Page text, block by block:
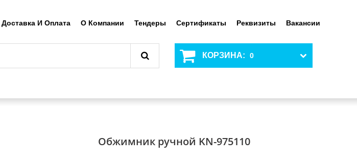
Вакансии
Реквизиты
Сертификаты
Тендеры
О Компании
Доставка И Оплата
КОРЗИНА: 0
Обжимник ручной KN-975110